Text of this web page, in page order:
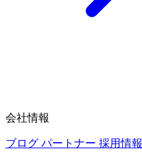
会社情報
ブログ パートナー 採用情報